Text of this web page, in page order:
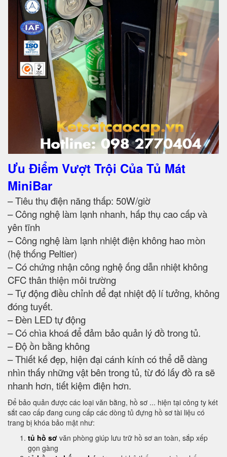
Ưu Điểm Vượt Trội Của Tủ Mát
MiniBar
– Tiêu thụ điện năng thấp: 50W/giờ
– Công nghệ làm lạnh nhanh, hấp thụ cao cấp và
yên tĩnh
– Công nghệ làm lạnh nhiệt điện không hao mòn
(hệ thống Peltier)
– Có chứng nhận công nghệ ống dẫn nhiệt không
CFC thân thiện môi trường
– Tự động điều chỉnh để đạt nhiệt độ lí tưởng, không
đóng tuyết.
– Đèn LED tự động
– Có chìa khoá để đảm bảo quản lý đồ trong tủ.
– Độ ồn bằng không
– Thiết kế đẹp, hiện đại cánh kính có thể dễ dàng
nhìn thấy những vật bên trong tủ, từ đó lấy đồ ra sẽ
nhanh hơn, tiết kiệm điện hơn.
Để bảo quản được các loại văn bằng, hồ sơ ... hiện tại công ty két
sắt cao cấp đang cung cấp các dòng tủ đựng hồ sơ tài liệu có
trang bị khóa bảo mật như:
tủ hồ sơ văn phòng giúp lưu trữ hồ sơ an toàn, sắp xếp
gọn gàng